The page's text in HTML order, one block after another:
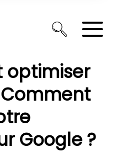
optimiser
Comment
Google ?